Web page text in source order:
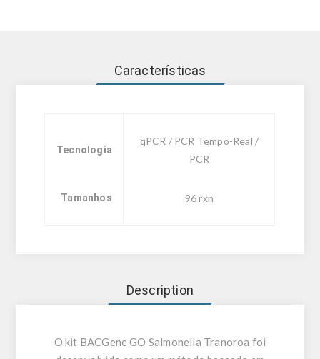
Características
Tecnologia
qPCR / PCR Tempo-Real /
PCR
Tamanhos 96 rxn
Description
O kit BACGene GO Salmonella Tranoroa foi